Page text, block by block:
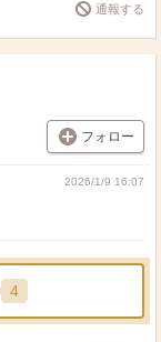
通報する
フォロー
2026/1/9 16:07
4